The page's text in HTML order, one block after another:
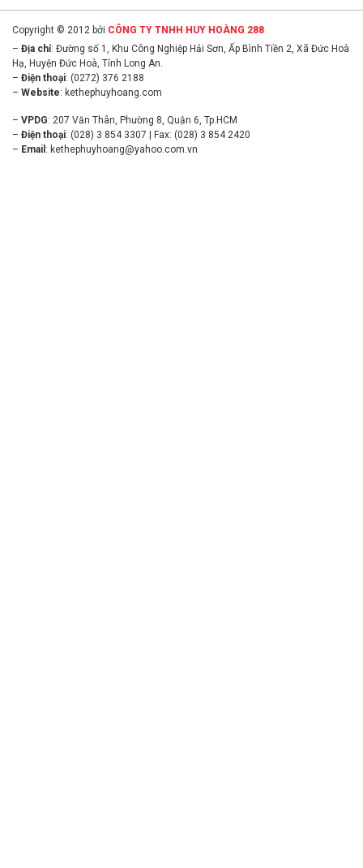
Copyright © 2012 bởi CÔNG TY TNHH HUY HOÀNG 288
– Địa chỉ: Đường số 1, Khu Công Nghiệp Hải Sơn, Ấp Bình Tiền 2, Xã Đức Hoà
Hạ, Huyện Đức Hoà, Tỉnh Long An.
– Điện thoại: (0272) 376 2188
– Website: kethephuyhoang.com
– VPDG: 207 Văn Thân, Phường 8, Quận 6, Tp.HCM
– Điện thoại: (028) 3 854 3307 | Fax: (028) 3 854 2420
– Email : kethephuyhoang@yahoo.com.vn